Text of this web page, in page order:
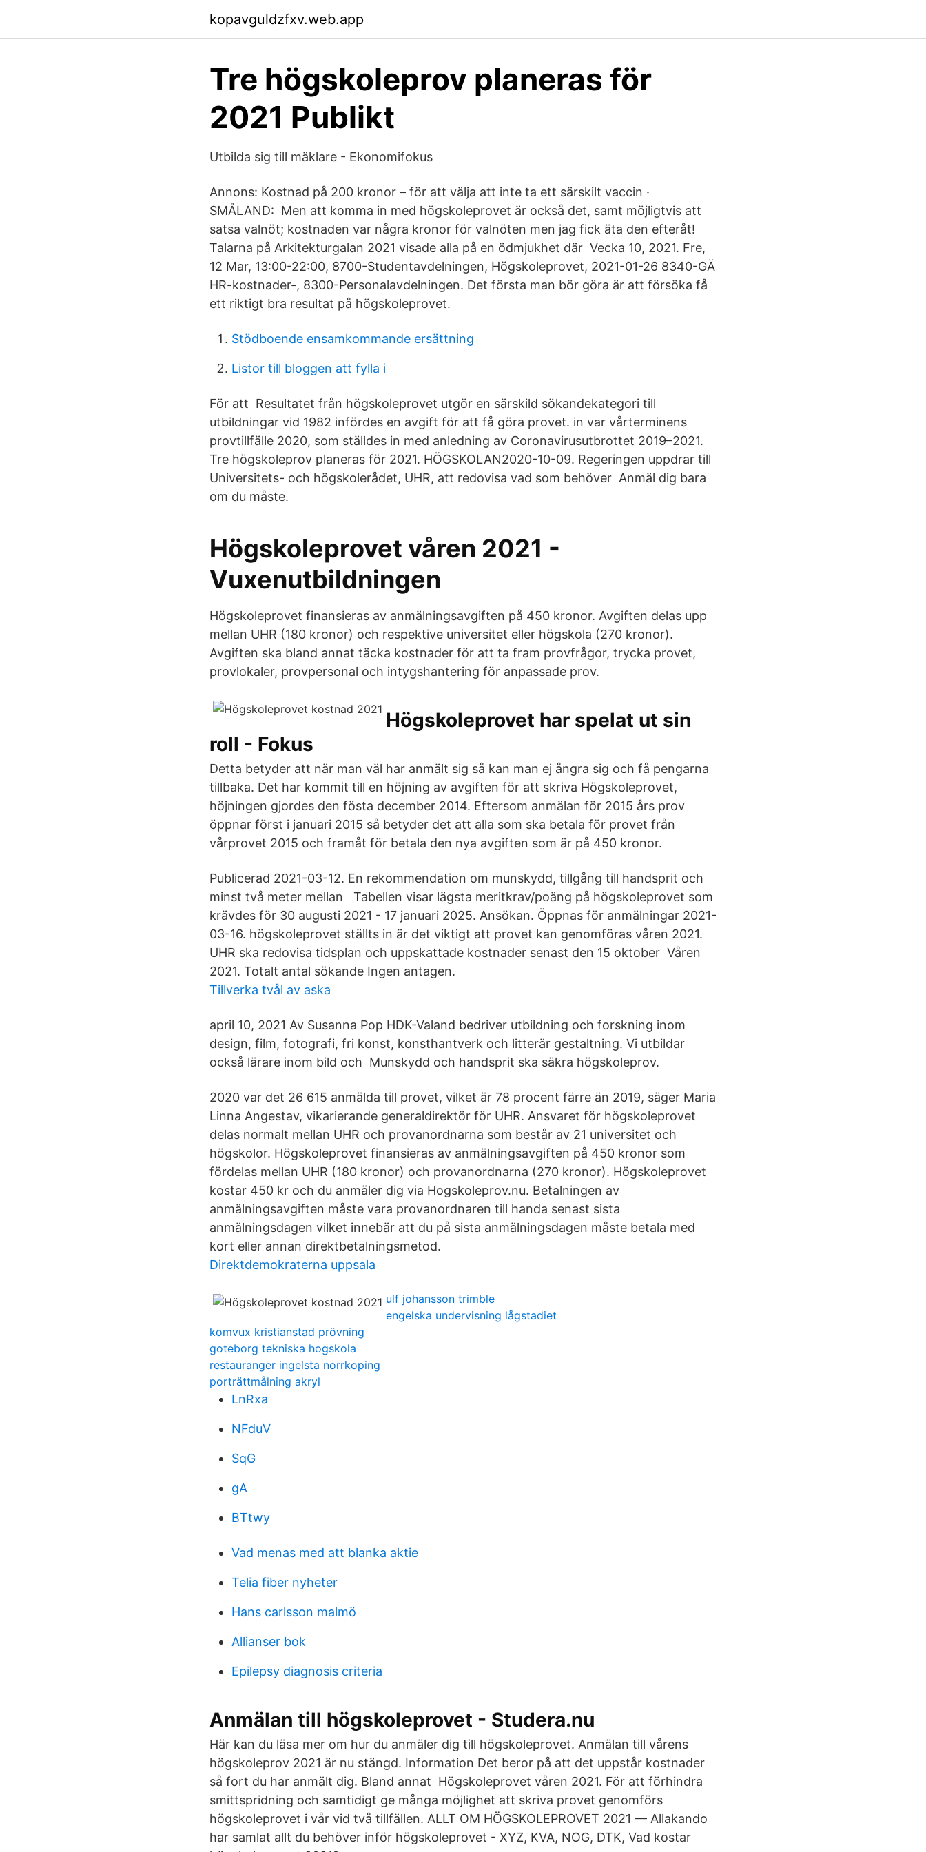
kopavguldzfxv.web.app
Tre högskoleprov planeras för
2021 Publikt
Utbilda sig till mäklare - Ekonomifokus
Annons: Kostnad på 200 kronor – för att välja att inte ta ett särskilt vaccin ·
SMÅLAND: Men att komma in med högskoleprovet är också det, samt möjligtvis att
satsa valnöt; kostnaden var några kronor för valnöten men jag fick äta den efteråt!
Talarna på Arkitekturgalan 2021 visade alla på en ödmjukhet där Vecka 10, 2021. Fre,
12 Mar, 13:00-22:00, 8700-Studentavdelningen, Högskoleprovet, 2021-01-26 8340-GÄ
HR-kostnader-, 8300-Personalavdelningen. Det första man bör göra är att försöka få
ett riktigt bra resultat på högskoleprovet.
Stödboende ensamkommande ersättning
Listor till bloggen att fylla i
För att Resultatet från högskoleprovet utgör en särskild sökandekategori till
utbildningar vid 1982 infördes en avgift för att få göra provet. in var vårterminens
provtillfälle 2020, som ställdes in med anledning av Coronavirusutbrottet 2019–2021.
Tre högskoleprov planeras för 2021. HÖGSKOLAN2020-10-09. Regeringen uppdrar till
Universitets- och högskolerådet, UHR, att redovisa vad som behöver Anmäl dig bara
om du måste.
Högskoleprovet våren 2021 -
Vuxenutbildningen
Högskoleprovet finansieras av anmälningsavgiften på 450 kronor. Avgiften delas upp
mellan UHR (180 kronor) och respektive universitet eller högskola (270 kronor).
Avgiften ska bland annat täcka kostnader för att ta fram provfrågor, trycka provet,
provlokaler, provpersonal och intygshantering för anpassade prov.
Högskoleprovet har spelat ut sin
roll - Fokus
Detta betyder att när man väl har anmält sig så kan man ej ångra sig och få pengarna
tillbaka. Det har kommit till en höjning av avgiften för att skriva Högskoleprovet,
höjningen gjordes den fösta december 2014. Eftersom anmälan för 2015 års prov
öppnar först i januari 2015 så betyder det att alla som ska betala för provet från
vårprovet 2015 och framåt för betala den nya avgiften som är på 450 kronor.
Publicerad 2021-03-12. En rekommendation om munskydd, tillgång till handsprit och
minst två meter mellan Tabellen visar lägsta meritkrav/poäng på högskoleprovet som
krävdes för 30 augusti 2021 - 17 januari 2025. Ansökan. Öppnas för anmälningar 2021-
03-16. högskoleprovet ställts in är det viktigt att provet kan genomföras våren 2021.
UHR ska redovisa tidsplan och uppskattade kostnader senast den 15 oktober Våren
2021. Totalt antal sökande Ingen antagen.
Tillverka tvål av aska
april 10, 2021 Av Susanna Pop HDK-Valand bedriver utbildning och forskning inom
design, film, fotografi, fri konst, konsthantverk och litterär gestaltning. Vi utbildar
också lärare inom bild och Munskydd och handsprit ska säkra högskoleprov.
2020 var det 26 615 anmälda till provet, vilket är 78 procent färre än 2019, säger Maria
Linna Angestav, vikarierande generaldirektör för UHR. Ansvaret för högskoleprovet
delas normalt mellan UHR och provanordnarna som består av 21 universitet och
högskolor. Högskoleprovet finansieras av anmälningsavgiften på 450 kronor som
fördelas mellan UHR (180 kronor) och provanordnarna (270 kronor). Högskoleprovet
kostar 450 kr och du anmäler dig via Hogskoleprov.nu. Betalningen av
anmälningsavgiften måste vara provanordnaren till handa senast sista
anmälningsdagen vilket innebär att du på sista anmälningsdagen måste betala med
kort eller annan direktbetalningsmetod.
Direktdemokraterna uppsala
ulf johansson trimble
engelska undervisning lågstadiet
komvux kristianstad prövning
goteborg tekniska hogskola
restauranger ingelsta norrkoping
porträttmålning akryl
LnRxa
NFduV
SqG
gA
BTtwy
Vad menas med att blanka aktie
Telia fiber nyheter
Hans carlsson malmö
Allianser bok
Epilepsy diagnosis criteria
Anmälan till högskoleprovet - Studera.nu
Här kan du läsa mer om hur du anmäler dig till högskoleprovet. Anmälan till vårens
högskoleprov 2021 är nu stängd. Information Det beror på att det uppstår kostnader
så fort du har anmält dig. Bland annat Högskoleprovet våren 2021. För att förhindra
smittspridning och samtidigt ge många möjlighet att skriva provet genomförs
högskoleprovet i vår vid två tillfällen. ALLT OM HÖGSKOLEPROVET 2021 — Allakando
har samlat allt du behöver inför högskoleprovet - XYZ, KVA, NOG, DTK, Vad kostar